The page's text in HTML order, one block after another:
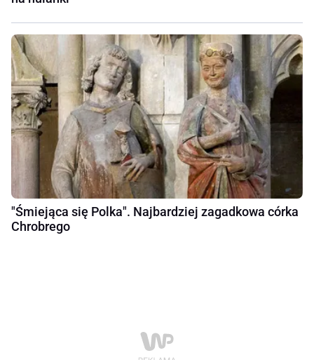
"Śmiejąca się Polka". Najbardziej zagadkowa córka
Chrobrego